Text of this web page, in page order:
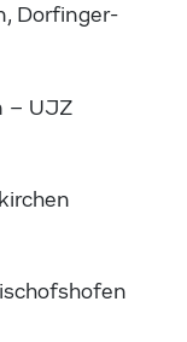
Dorfinger-
– UJZ